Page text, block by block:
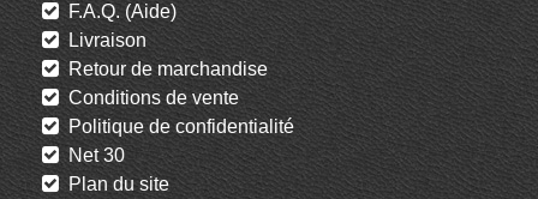
F.A.Q. (Aide)
Livraison
Retour de marchandise
Conditions de vente
Politique de confidentialité
Net 30
Plan du site